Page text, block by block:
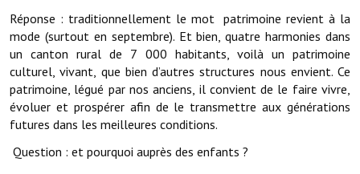
Equipements sportifs
Bibliothèque
Commerçants, artisans
Commerces et professions libérales
Exploitants agricoles
Réponse : traditionnellement le mot patrimoine revient à la
mode (surtout en septembre). Et bien, quatre harmonies dans
un canton rural de 7 000 habitants, voilà un patrimoine
culturel, vivant, que bien d’autres structures nous envient. Ce
patrimoine, légué par nos anciens, il convient de le faire vivre,
évoluer et prospérer afin de le transmettre aux générations
futures dans les meilleures conditions.
Question : et pourquoi auprès des enfants ?